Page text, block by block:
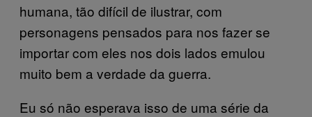
humana, tão difícil de ilustrar, com
personagens pensados para nos fazer se
importar com eles nos dois lados emulou
muito bem a verdade da guerra.
Eu só não esperava isso de uma série da